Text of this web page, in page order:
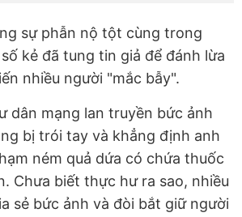
sự phẫn nộ tột cùng trong
kẻ đã tung tin giả để đánh lừa
nhiều người "mắc bẫy".
dân mạng lan truyền bức ảnh
bị trói tay và khẳng định anh
ném quả dứa có chứa thuốc
Chưa biết thực hư ra sao, nhiều
sẻ bức ảnh và đòi bắt giữ người